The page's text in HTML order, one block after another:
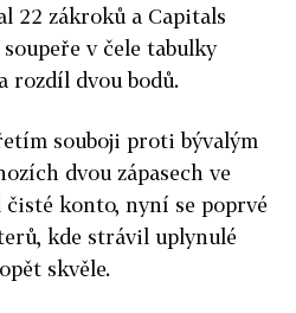
22 zákroků a Capitals
v čele tabulky
rozdíl dvou bodů.
souboji proti bývalým
dvou zápasech ve
konto, nyní se poprvé
kde strávil uplynulé
skvěle.